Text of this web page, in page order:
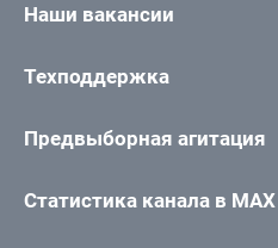
Наши вакансии
Техподдержка
Предвыборная агитация
Статистика канала в MAX